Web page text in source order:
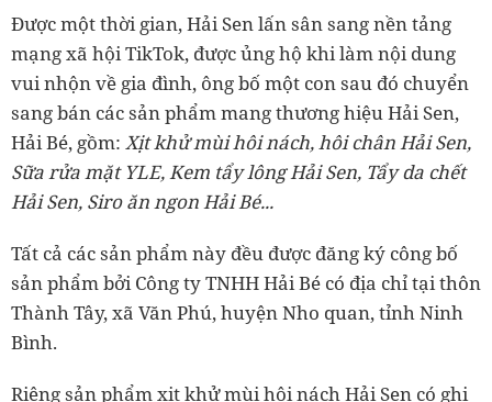
Được một thời gian, Hải Sen lấn sân sang nền tảng
mạng xã hội TikTok, được ủng hộ khi làm nội dung
vui nhộn về gia đình, ông bố một con sau đó chuyển
sang bán các sản phẩm mang thương hiệu Hải Sen,
Hải Bé, gồm: Xịt khử mùi hôi nách, hôi chân Hải Sen,
Sữa rửa mặt YLE, Kem tẩy lông Hải Sen, Tẩy da chết
Hải Sen, Siro ăn ngon Hải Bé...
Tất cả các sản phẩm này đều được đăng ký công bố
sản phẩm bởi Công ty TNHH Hải Bé có địa chỉ tại thôn
Thành Tây, xã Văn Phú, huyện Nho quan, tỉnh Ninh
Bình.
Riêng sản phẩm xịt khử mùi hôi nách Hải Sen có ghi